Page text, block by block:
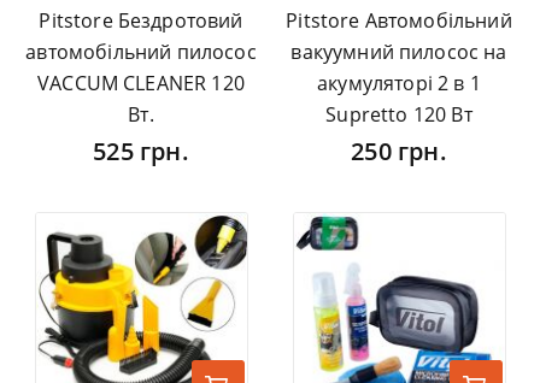
Pitstore Бездротовий
автомобільний пилосос
VACCUM CLEANER 120
Вт.
525 грн.
Pitstore Автомобільний
вакуумний пилосос на
акумуляторі 2 в 1
Supretto 120 Вт
250 грн.